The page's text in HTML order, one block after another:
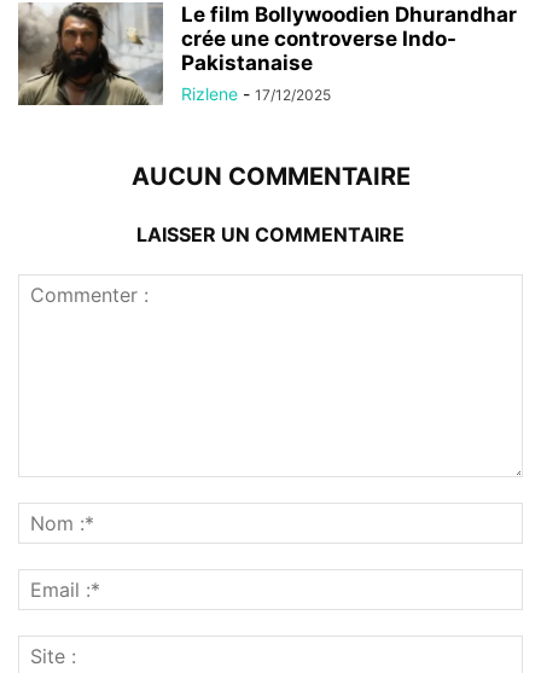
Le film Bollywoodien Dhurandhar
crée une controverse Indo-
Pakistanaise
Rizlene - 17/12/2025
AUCUN COMMENTAIRE
LAISSER UN COMMENTAIRE